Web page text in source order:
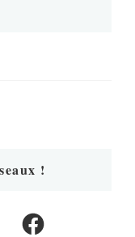
!
Facebook